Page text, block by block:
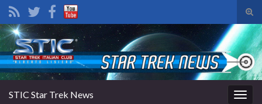
il
di
Search for:
STIC Star Trek News